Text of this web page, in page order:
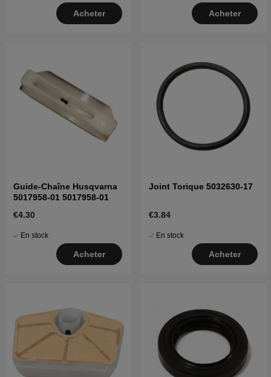
Acheter Acheter
Guide-Chaîne Husqvarna
5017958-01 5017958-01
€4.30
En stock
Acheter
Joint Torique 5032630-17
€3.84
En stock
Acheter